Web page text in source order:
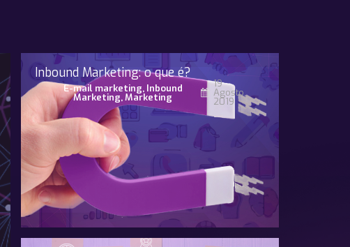
Inbound Marketing: o que é?
E-mail marketing, Inbound
Marketing,Marketing
19
Agosto,
2019